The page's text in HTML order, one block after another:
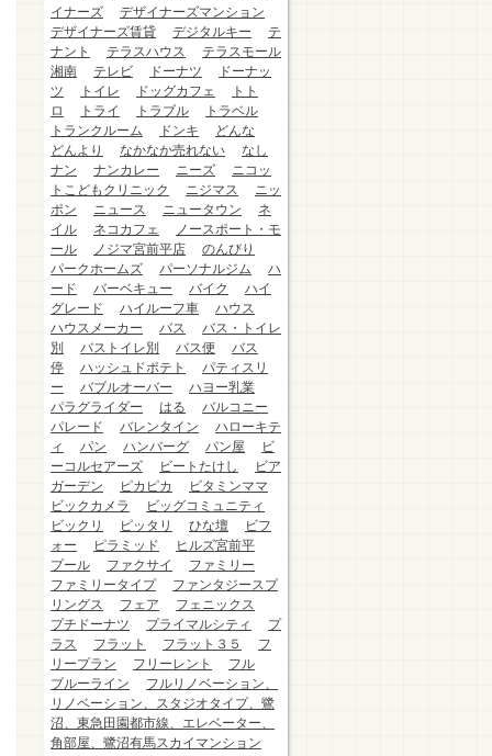
イナーズ
デザイナーズマンション
デザイナーズ賃貸
デジタルキー
テ
ナント
テラスハウス
テラスモール
湘南
テレビ ドーナツ
ドーナッ
ツ
トイレ ドッグカフェ
トト
ロ
トライ トラブル
トラベル
トランクルーム
ドンキ
どんな
どんより
なかなか売れない
なし
ナン
ナンカレー ニーズ
ニコッ
トこどもクリニック
ニジマス
ニッ
ポン
ニュース ニュータウン
ネ
イル
ネコカフェ
ノースポート・モ
ール
ノジマ宮前平店
のんびり
パークホームズ
パーソナルジム
ハ
ード
バーベキュー バイク
ハイ
グレード
ハイルーフ車
ハウス
ハウスメーカー
バス
バス・トイレ
別
バストイレ別 バス便
バス
停
ハッシュドポテト
パティスリ
ー
バブルオーバー
ハヨー乳業
パラグライダー
はる
バルコニー
パレード
バレンタイン
ハローキテ
ィ
パン ハンバーグ パン屋
ビ
ーコルセアーズ
ビートたけし
ビア
ガーデン
ピカピカ
ビタミンママ
ビックカメラ
ビッグコミュニティ
ビックリ
ピッタリ ひな壇
ビフ
ォー
ピラミッド
ヒルズ宮前平
プール
ファクサイ
ファミリー
ファミリータイプ
ファンタジースプ
リングス
フェア
フェニックス
プチドーナツ
プライマルシティ
プ
ラス
フラット フラット３５
フ
リープラン
フリーレント
フル
ブルーライン
フルリノベーション、
リノベーション、スタジオタイプ、鷺
沼、東急田園都市線、エレベーター、
角部屋、鷺沼有馬スカイマンション